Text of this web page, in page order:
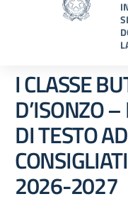
I CLASSE
D’ISONZO
DI TESTO
2026-2027